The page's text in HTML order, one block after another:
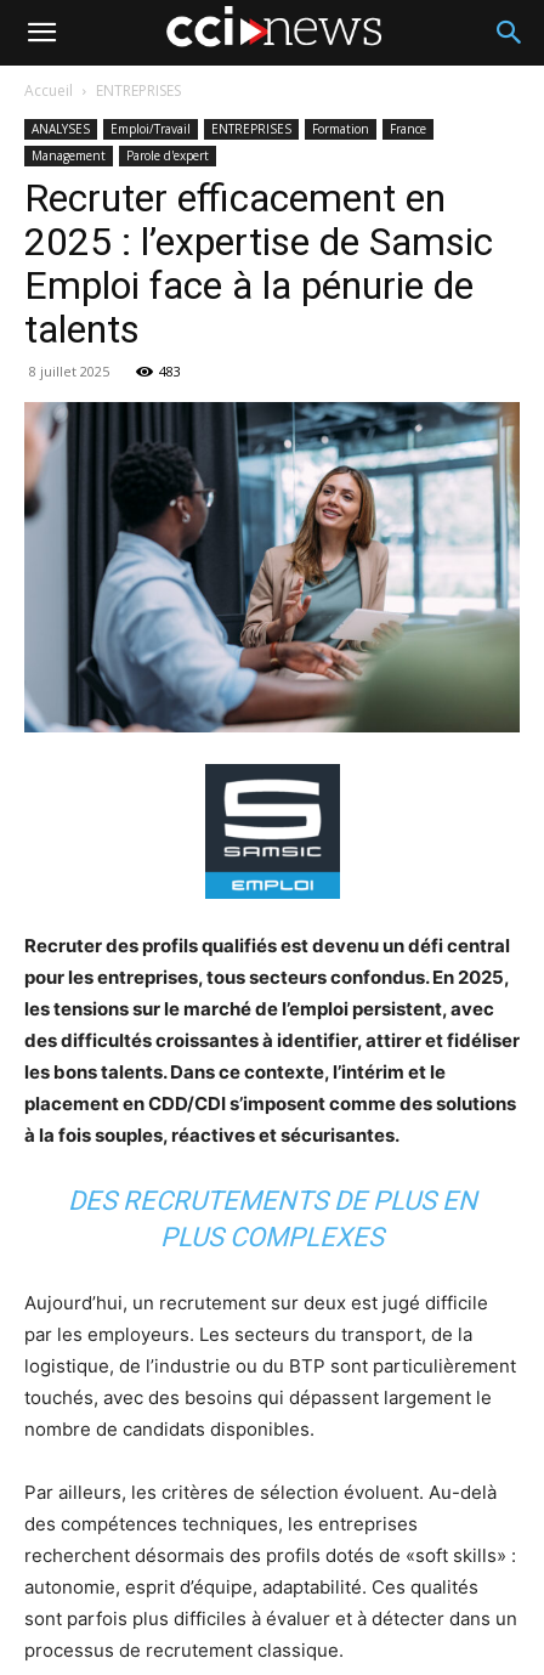
Accueil ENTREPRISES
ANALYSES Emploi/Travail ENTREPRISES Formation
France
Management
Parole d'expert
Recruter efficacement en
2025 : l’expertise de Samsic
Emploi face à la pénurie de
talents
8 juillet 2025 483
Recruter des profils qualifiés est devenu un défi central
pour les entreprises, tous secteurs confondus. En 2025,
les tensions sur le marché de l’emploi persistent, avec
des difficultés croissantes à identifier, attirer et fidéliser
les bons talents. Dans ce contexte, l’intérim et le
placement en CDD/CDI s’imposent comme des solutions
à la fois souples, réactives et sécurisantes.
DES RECRUTEMENTS DE PLUS EN
PLUS COMPLEXES
Aujourd’hui, un recrutement sur deux est jugé difficile
par les employeurs. Les secteurs du transport, de la
logistique, de l’industrie ou du BTP sont particulièrement
touchés, avec des besoins qui dépassent largement le
nombre de candidats disponibles.
Par ailleurs, les critères de sélection évoluent. Au-delà
des compétences techniques, les entreprises
recherchent désormais des profils dotés de «soft skills» :
autonomie, esprit d’équipe, adaptabilité. Ces qualités
sont parfois plus difficiles à évaluer et à détecter dans un
processus de recrutement classique.